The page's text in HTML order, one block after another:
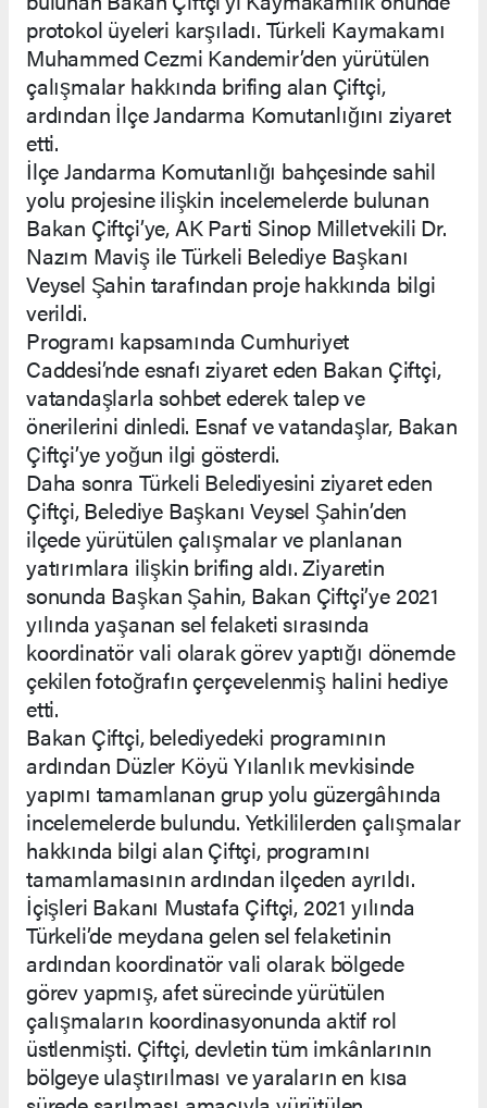
protokol üyeleri karşıladı. Türkeli Kaymakamı
Muhammed Cezmi Kandemir’den yürütülen
çalışmalar hakkında brifing alan Çiftçi,
ardından İlçe Jandarma Komutanlığını ziyaret
etti.
İlçe Jandarma Komutanlığı bahçesinde sahil
yolu projesine ilişkin incelemelerde bulunan
Bakan Çiftçi’ye, AK Parti Sinop Milletvekili Dr.
Nazım Maviş ile Türkeli Belediye Başkanı
Veysel Şahin tarafından proje hakkında bilgi
verildi.
Programı kapsamında Cumhuriyet
Caddesi’nde esnafı ziyaret eden Bakan Çiftçi,
vatandaşlarla sohbet ederek talep ve
önerilerini dinledi. Esnaf ve vatandaşlar, Bakan
Çiftçi’ye yoğun ilgi gösterdi.
Daha sonra Türkeli Belediyesini ziyaret eden
Çiftçi, Belediye Başkanı Veysel Şahin’den
ilçede yürütülen çalışmalar ve planlanan
yatırımlara ilişkin brifing aldı. Ziyaretin
sonunda Başkan Şahin, Bakan Çiftçi’ye 2021
yılında yaşanan sel felaketi sırasında
koordinatör vali olarak görev yaptığı dönemde
çekilen fotoğrafın çerçevelenmiş halini hediye
etti.
Bakan Çiftçi, belediyedeki programının
ardından Düzler Köyü Yılanlık mevkisinde
yapımı tamamlanan grup yolu güzergâhında
incelemelerde bulundu. Yetkililerden çalışmalar
hakkında bilgi alan Çiftçi, programını
tamamlamasının ardından ilçeden ayrıldı.
İçişleri Bakanı Mustafa Çiftçi, 2021 yılında
Türkeli’de meydana gelen sel felaketinin
ardından koordinatör vali olarak bölgede
görev yapmış, afet sürecinde yürütülen
çalışmaların koordinasyonunda aktif rol
üstlenmişti. Çiftçi, devletin tüm imkânlarının
bölgeye ulaştırılması ve yaraların en kısa